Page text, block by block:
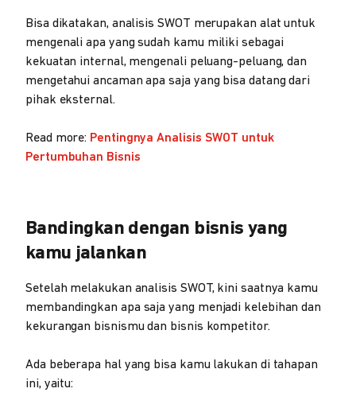
Bisa dikatakan, analisis SWOT merupakan alat untuk
mengenali apa yang sudah kamu miliki sebagai
kekuatan internal, mengenali peluang-peluang, dan
mengetahui ancaman apa saja yang bisa datang dari
pihak eksternal.
Read more: Pentingnya Analisis SWOT untuk
Pertumbuhan Bisnis
Bandingkan dengan bisnis yang
kamu jalankan
Setelah melakukan analisis SWOT, kini saatnya kamu
membandingkan apa saja yang menjadi kelebihan dan
kekurangan bisnismu dan bisnis kompetitor.
Ada beberapa hal yang bisa kamu lakukan di tahapan
ini, yaitu: